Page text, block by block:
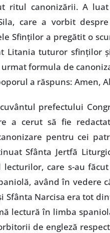
ritul canonizării. A luat
care a vorbit
Sfinţilor a pregătit o
Litania tuturor sfinţilor
formula de
a răspuns: Amen,
prefectului
a cerut să fie
pentru cei
Sfânta Jertfă
care s-au
având în vedere
Sfânta Narcisa era tot
lectură în limba
de engleză